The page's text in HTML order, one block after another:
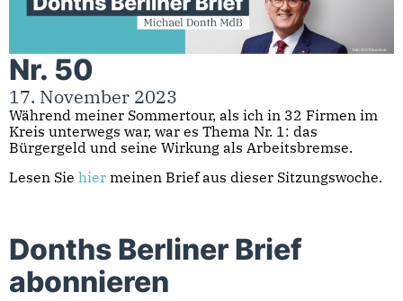
Nr. 50
17. November 2023
Während meiner Sommertour, als ich in 32 Firmen im
Kreis unterwegs war, war es Thema Nr. 1: das
Bürgergeld und seine Wirkung als Arbeitsbremse.
Lesen Sie hier meinen Brief aus dieser Sitzungswoche.
Donths Berliner Brief
abonnieren